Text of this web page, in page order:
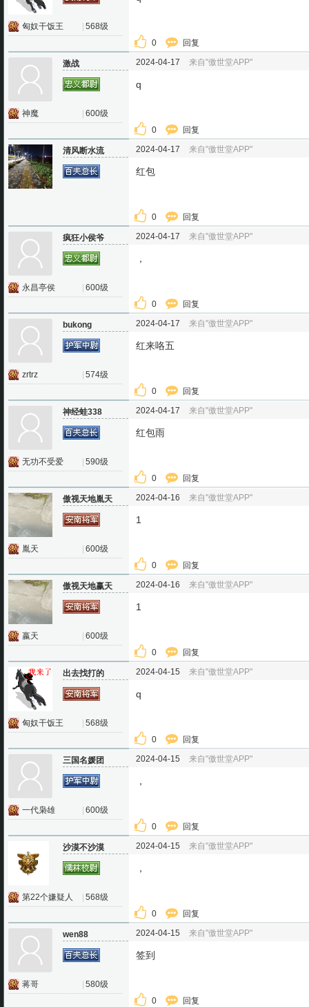
匈奴干饭王 568级
0 回复
激战
神魔 600级
2024-04-17 来自"傲世堂APP"
q
0 回复
清风断水流 2024-04-17 来自"傲世堂APP"
红包
0 回复
疯狂小侯爷
永昌亭侯 600级
2024-04-17 来自"傲世堂APP"
，
0 回复
bukong
zrtrz 574级
2024-04-17 来自"傲世堂APP"
红来咯五
0 回复
神经蛙338
无功不受爱 590级
2024-04-17 来自"傲世堂APP"
红包雨
0 回复
傲视天地胤天
胤天 600级
2024-04-16 来自"傲世堂APP"
1
0 回复
傲视天地赢天
嬴天 600级
2024-04-16 来自"傲世堂APP"
1
0 回复
出去找打的
匈奴干饭王 568级
2024-04-15 来自"傲世堂APP"
q
0 回复
三国名媛团
一代枭雄 600级
2024-04-15 来自"傲世堂APP"
，
0 回复
沙漠不沙漠
第22个嫌疑人 568级
2024-04-15 来自"傲世堂APP"
，
0 回复
wen88
蒋哥 580级
2024-04-15 来自"傲世堂APP"
签到
0 回复